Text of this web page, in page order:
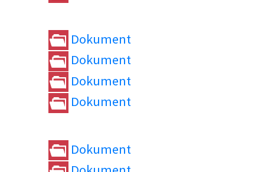
Dokument
Dokument
Dokument
Dokument
Dokument